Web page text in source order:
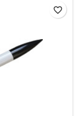
favorite_border